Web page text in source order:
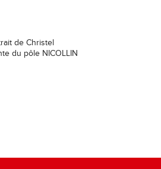
de Christel
du pôle NICOLLIN